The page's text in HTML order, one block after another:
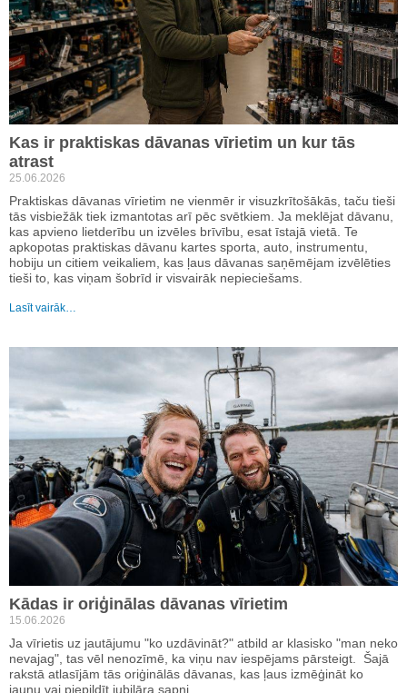
Kas ir praktiskas dāvanas vīrietim un kur tās
atrast
25.06.2026
Praktiskas dāvanas vīrietim ne vienmēr ir visuzkrītošākās, taču tieši
tās visbiežāk tiek izmantotas arī pēc svētkiem. Ja meklējat dāvanu,
kas apvieno lietderību un izvēles brīvību, esat īstajā vietā. Te
apkopotas praktiskas dāvanu kartes sporta, auto, instrumentu,
hobiju un citiem veikaliem, kas ļaus dāvanas saņēmējam izvēlēties
tieši to, kas viņam šobrīd ir visvairāk nepieciešams.
Lasīt vairāk…
Kādas ir oriģinālas dāvanas vīrietim
15.06.2026
Ja vīrietis uz jautājumu "ko uzdāvināt?" atbild ar klasisko "man neko
nevajag", tas vēl nenozīmē, ka viņu nav iespējams pārsteigt. Šajā
rakstā atlasījām tās oriģinālās dāvanas, kas ļaus izmēģināt ko
jaunu vai piepildīt jubilāra sapni.